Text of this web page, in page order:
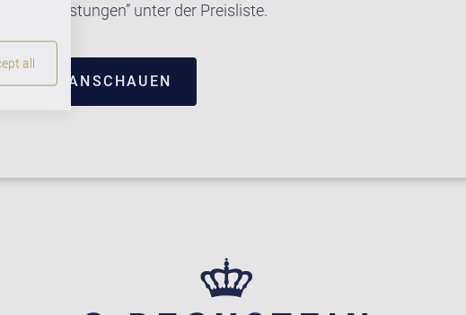
unter der Preisliste.
ANSCHAUEN
all